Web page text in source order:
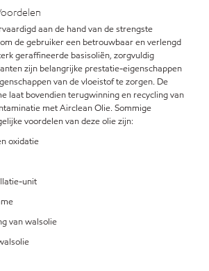
aan de hand van de strengste
de gebruiker een betrouwbaar en verlengd
geraffineerde basisoliën, zorgvuldig
zijn belangrijke prestatie-eigenschappen
van de vloeistof te zorgen. De
laat bovendien terugwinning en recycling van
met Airclean Olie. Sommige
voordelen van deze olie zijn:
oxidatie
unit
van walsolie